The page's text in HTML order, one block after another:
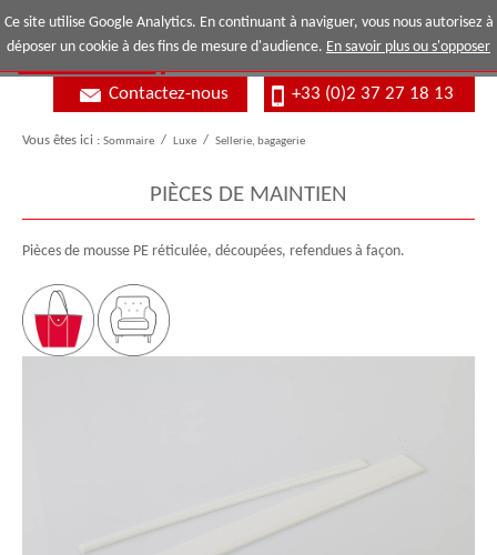
Ce site utilise Google Analytics. En continuant à naviguer, vous nous autorisez à
déposer un cookie à des fins de mesure d'audience. En savoir plus ou s'opposer
+33 (0)2 37 27 18 13
Contactez-nous
Vous êtes ici : Sommaire / Luxe / Sellerie, bagagerie
PIÈCES DE MAINTIEN
Pièces de mousse PE réticulée, découpées, refendues à façon.